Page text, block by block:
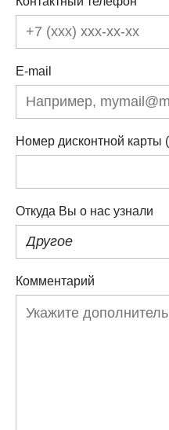
E-mail
Номер дисконтной карты
Откуда Вы о нас узнали
Другое
Комментарий